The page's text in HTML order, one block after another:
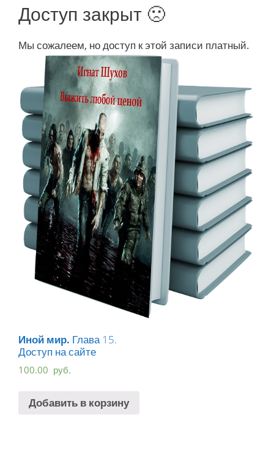
Доступ закрыт 🙁
Мы сожалеем, но доступ к этой записи платный.
Иной мир. Глава 15.
Доступ на сайте
100.00 руб.
Добавить в корзину